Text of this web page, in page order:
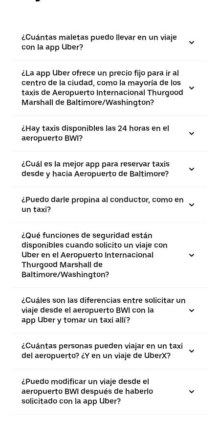
¿Cuántas maletas puedo llevar en un viaje
con la app Uber?
¿La app Uber ofrece un precio fijo para ir al
centro de la ciudad, como la mayoría de los
taxis de Aeropuerto Internacional Thurgood
Marshall de Baltimore/Washington?
¿Hay taxis disponibles las 24 horas en el
aeropuerto BWI?
¿Cuál es la mejor app para reservar taxis
desde y hacia Aeropuerto de Baltimore?
¿Puedo darle propina al conductor, como en
un taxi?
¿Qué funciones de seguridad están
disponibles cuando solicito un viaje con
Uber en el Aeropuerto Internacional
Thurgood Marshall de
Baltimore/Washington?
¿Cuáles son las diferencias entre solicitar un
viaje desde el aeropuerto BWI con la
app Uber y tomar un taxi allí?
¿Cuántas personas pueden viajar en un taxi
del aeropuerto? ¿Y en un viaje de UberX?
¿Puedo modificar un viaje desde el
aeropuerto BWI después de haberlo
solicitado con la app Uber?